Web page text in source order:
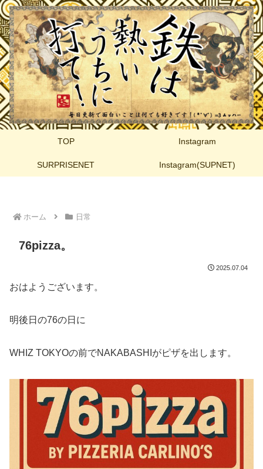
TOP Instagram
SURPRISENET Instagram(SUPNET)
ホーム 日常
76pizza。
2025.07.04
おはようございます。
明後日の76の日に
WHIZ TOKYOの前でNAKABASHIがピザを出します。